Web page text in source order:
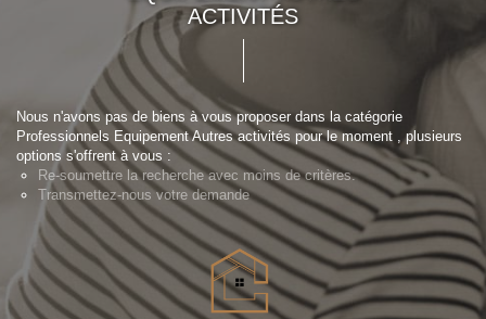
ACTIVITÉS
Nous n'avons pas de biens à vous proposer dans la catégorie
Professionnels Equipement Autres activités pour le moment , plusieurs
options s'offrent à vous :
Re-soumettre la recherche avec moins de critères.
Transmettez-nous votre demande